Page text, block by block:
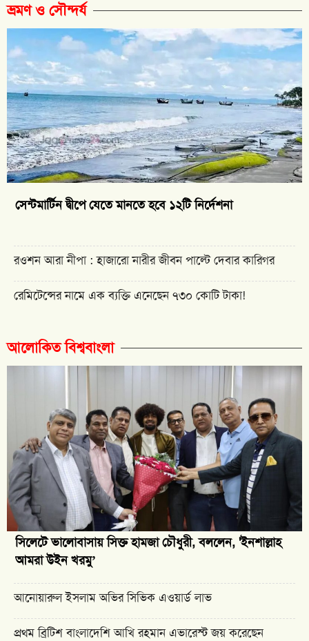
ভ্রমণ ও সৌন্দর্য
সেন্টমার্টিন দ্বীপে যেতে মানতে হবে ১২টি নির্দেশনা
রওশন আরা নীপা : হাজারো নারীর জীবন পাল্টে দেবার কারিগর
রেমিটেন্সের নামে এক ব্যক্তি এনেছেন ৭৩০ কোটি টাকা!
আলোকিত বিশ্ববাংলা
সিলেটে ভালোবাসায় সিক্ত হামজা চৌধুরী, বললেন, 'ইনশাল্লাহ
আমরা উইন খরমু’
আনোয়ারুল ইসলাম অভির সিভিক এওয়ার্ড লাভ
প্রথম ব্রিটিশ বাংলাদেশি আখি রহমান এভারেস্ট জয় করেছেন